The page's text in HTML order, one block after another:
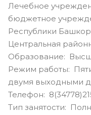
Лечебное
бюджетное
Республики
Центральная
Образование:
Режим работы:
двумя выходными
Телефон:
Тип занятости: